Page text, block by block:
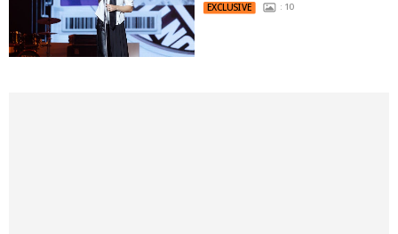
EXCLUSIVE : 10